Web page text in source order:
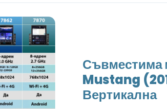
Съвместима
Mustang
Вертикална